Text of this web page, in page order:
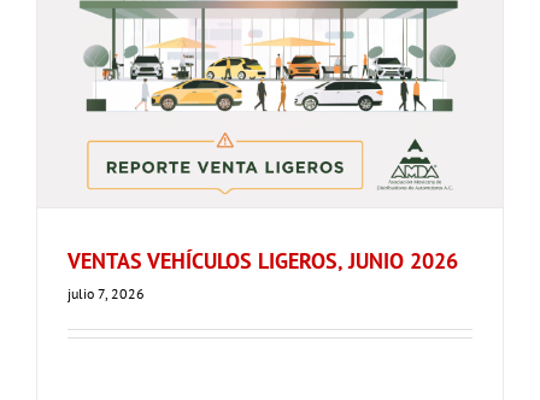
VENTAS VEHÍCULOS LIGEROS, JUNIO 2026
julio 7, 2026